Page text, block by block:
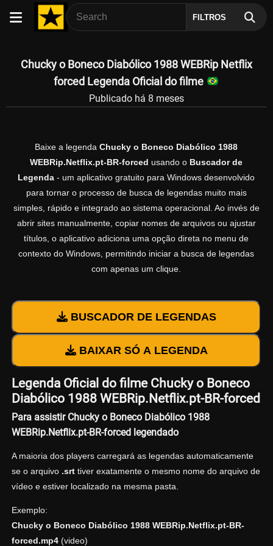
FILTROS
Chucky o Boneco Diabólico 1988 WEBRip Netflix
forced Legenda Oficial do filme
Publicado há 8 meses
Baixe a legenda Chucky o Boneco Diabólico 1988
WEBRip.Netflix.pt-BR-forced usando o Buscador de
Legenda - um aplicativo gratuito para Windows desenvolvido
para tornar o processo de busca de legendas muito mais
simples, rápido e integrado ao sistema operacional. Ao invés de
abrir sites manualmente, copiar nomes de arquivos ou ajustar
títulos, o aplicativo adiciona uma opção direta no menu de
contexto do Windows, permitindo iniciar a busca de legendas
com apenas um clique.
BUSCADOR DE LEGENDAS
BAIXAR SÓ A LEGENDA
Legenda Oficial do filme Chucky o Boneco
Diabólico 1988 WEBRip.Netflix.pt-BR-forced
Para assistir Chucky o Boneco Diabólico 1988
WEBRip.Netflix.pt-BR-forced legendado
A maioria dos players carregará as legendas automaticamente
se o arquivo .srttiver exatamente o mesmo nome do arquivo de
vídeo e estiver localizado na mesma pasta.
Exemplo:
Chucky o Boneco Diabólico 1988 WEBRip.Netflix.pt-BR-
forced.mp4(video)